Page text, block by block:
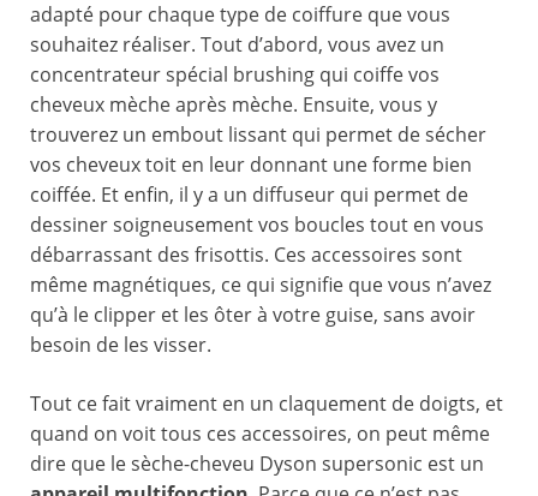
adapté pour chaque type de coiffure que vous
souhaitez réaliser. Tout d’abord, vous avez un
concentrateur spécial brushing qui coiffe vos
cheveux mèche après mèche. Ensuite, vous y
trouverez un embout lissant qui permet de sécher
vos cheveux toit en leur donnant une forme bien
coiffée. Et enfin, il y a un diffuseur qui permet de
dessiner soigneusement vos boucles tout en vous
débarrassant des frisottis. Ces accessoires sont
même magnétiques, ce qui signifie que vous n’avez
qu’à le clipper et les ôter à votre guise, sans avoir
besoin de les visser.
Tout ce fait vraiment en un claquement de doigts, et
quand on voit tous ces accessoires, on peut même
dire que le sèche-cheveu Dyson supersonic est un